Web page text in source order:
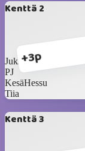
Kenttä 2
+3p
Jukka Salama
PJ
KesäHessu
Tiia
Kenttä 3